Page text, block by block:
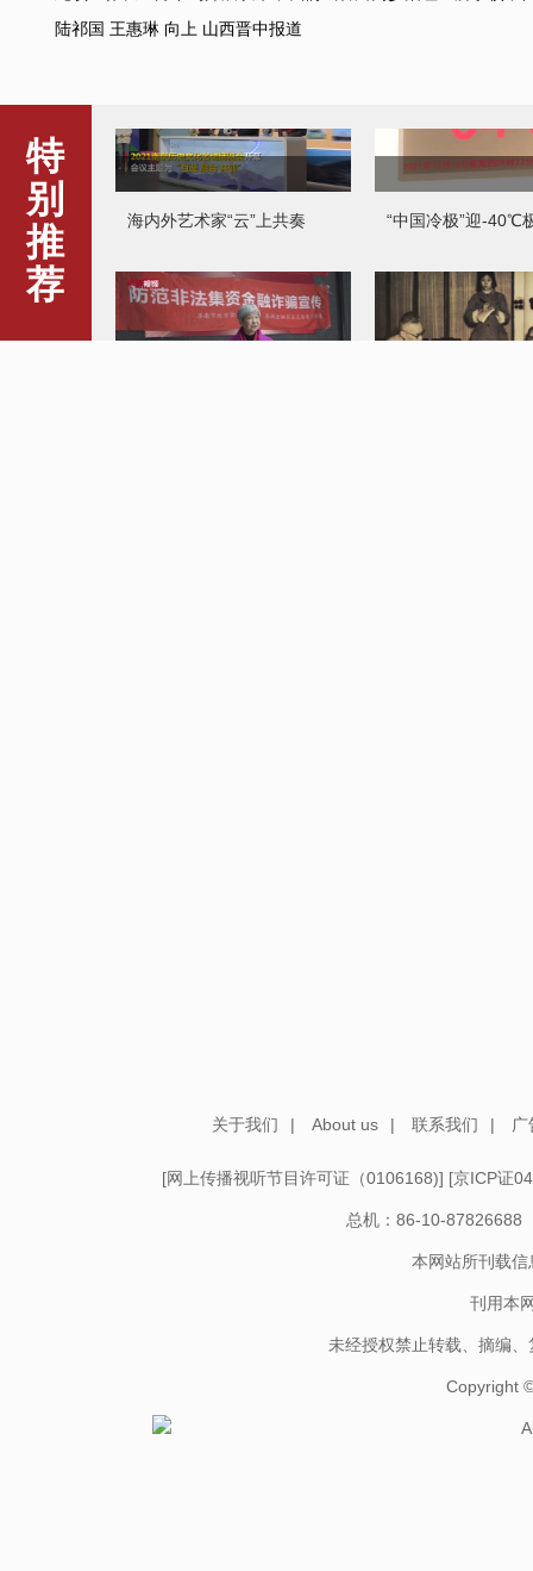
陆祁国 王惠琳 向上 山西晋中报道
特
别
推
荐
奶奶志愿者玩起直播反诈
国旗、国徽、国歌
的诞生为何都与他
关于我们 | About us | 联系我们 |
[网上传播视听节目许可证（0106168)] [京ICP证
总机：86-10-87826688
本网站所刊载
刊用本
未经授权禁止转载、摘编
Copyright